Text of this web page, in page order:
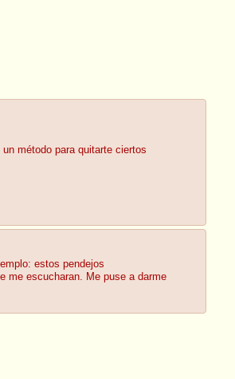
método para quitarte ciertos
estos pendejos
me escucharan. Me puse a darme